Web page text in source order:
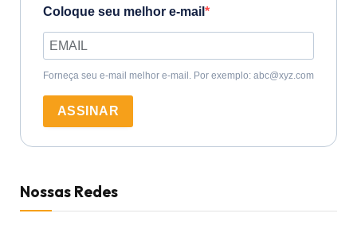
Coloque seu melhor e-mail
Forneça seu e-mail melhor e-mail. Por exemplo: abc@xyz.com
ASSINAR
Nossas Redes